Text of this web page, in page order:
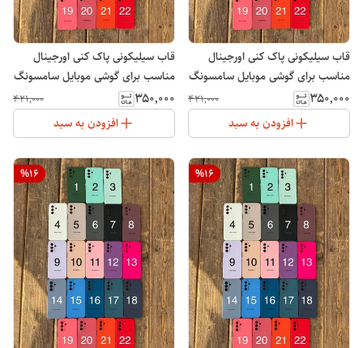
قاب سیلیکونی پاک کنی اورجینال
مناسب برای گوشی موبایل سامسونگ
Galaxy A16
۳۵۰٬۰۰۰ ۴۲۱٬۰۰۰
افزودن به سبد
قاب سیلیکونی پاک کنی اورجینال
مناسب برای گوشی موبایل سامسونگ
Galaxy A25
۳۵۰٬۰۰۰ ۴۲۱٬۰۰۰
افزودن به سبد
%16
%16